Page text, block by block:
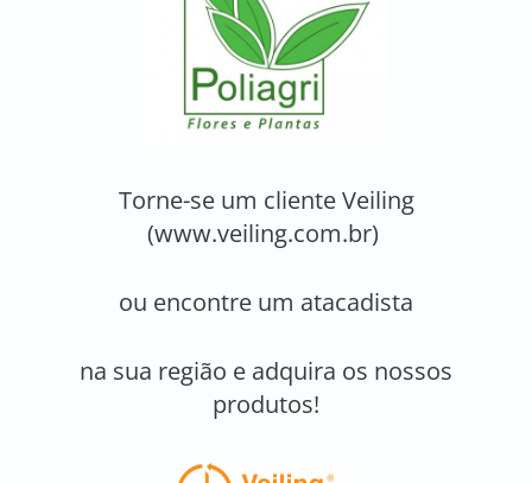
Torne-se um cliente Veiling
(www.veiling.com.br)
ou encontre um atacadista
na sua região e adquira os nossos
produtos!